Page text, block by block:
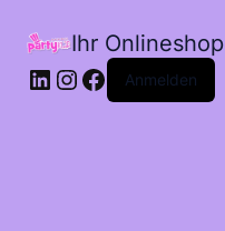
Ihr
LinkedIn
Instagram
Facebook
Anmelden